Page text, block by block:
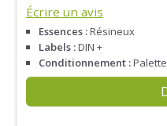
Écrire un avis
Essences :Résineux
Labels :DIN +
Conditionnement :